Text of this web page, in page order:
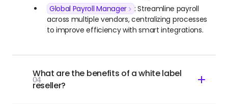
Global Payroll Manager
: Streamline payroll
across multiple vendors, centralizing processes
to improve efficiency with smart integrations.
04
What are the benefits of a white label
reseller?